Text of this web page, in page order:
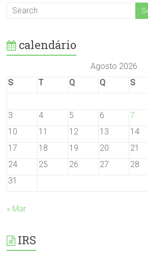
calendário
Agosto 2026
S
T Q Q S
3
4 5 6 7
10
11 12 13 14
17
18 19 20 21
24
25 26 27 28
31
« Mar
IRS